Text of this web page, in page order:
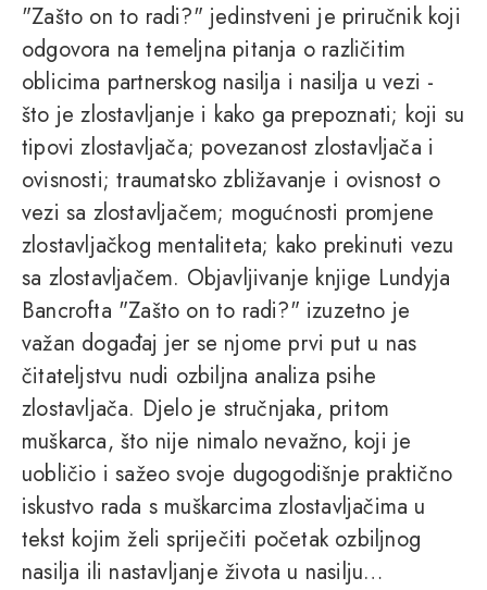
"Zašto on to radi?" jedinstveni je priručnik koji
odgovora na temeljna pitanja o različitim
oblicima partnerskog nasilja i nasilja u vezi -
što je zlostavljanje i kako ga prepoznati; koji su
tipovi zlostavljača; povezanost zlostavljača i
ovisnosti; traumatsko zbližavanje i ovisnost o
vezi sa zlostavljačem; mogućnosti promjene
zlostavljačkog mentaliteta; kako prekinuti vezu
sa zlostavljačem. Objavljivanje knjige Lundyja
Bancrofta "Zašto on to radi?" izuzetno je
važan događaj jer se njome prvi put u nas
čitateljstvu nudi ozbiljna analiza psihe
zlostavljača. Djelo je stručnjaka, pritom
muškarca, što nije nimalo nevažno, koji je
uobličio i sažeo svoje dugogodišnje praktično
iskustvo rada s muškarcima zlostavljačima u
tekst kojim želi spriječiti početak ozbiljnog
nasilja ili nastavljanje života u nasilju…